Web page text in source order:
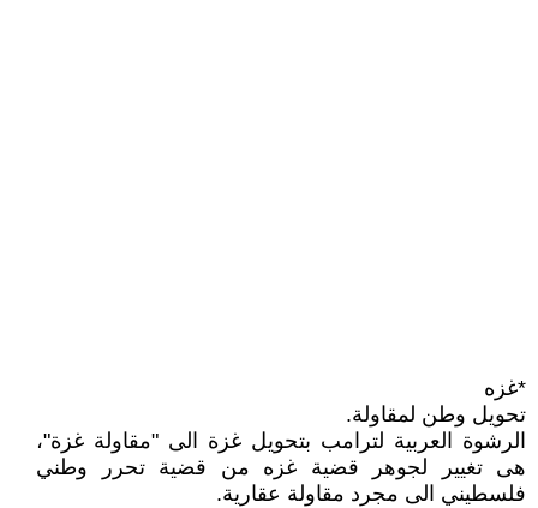
*غزه
تحويل وطن لمقاولة.
الرشوة العربية لترامب بتحويل غزة الى "مقاولة غزة"،
هى تغيير لجوهر قضية غزه من قضية تحرر وطني
فلسطيني الى مجرد مقاولة عقارية.